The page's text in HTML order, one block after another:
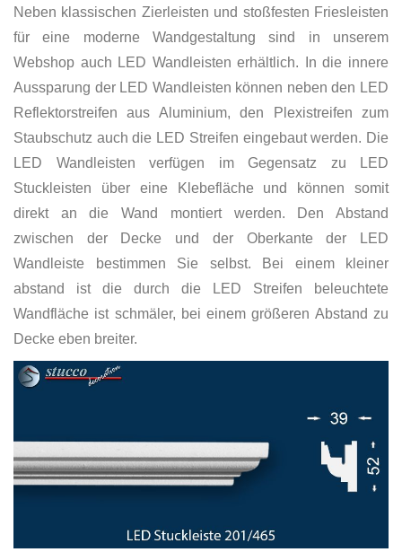
Neben klassischen Zierleisten und stoßfesten Friesleisten
für eine moderne Wandgestaltung sind in unserem
Webshop auch LED Wandleisten erhältlich. In die innere
Aussparung der LED Wandleisten können neben den LED
Reflektorstreifen aus Aluminium, den Plexistreifen zum
Staubschutz auch die LED Streifen eingebaut werden. Die
LED Wandleisten verfügen im Gegensatz zu LED
Stuckleisten über eine Klebefläche und können somit
direkt an die Wand montiert werden. Den Abstand
zwischen der Decke und der Oberkante der LED
Wandleiste bestimmen Sie selbst. Bei einem kleiner
abstand ist die durch die LED Streifen beleuchtete
Wandfläche ist schmäler, bei einem größeren Abstand zu
Decke eben breiter.